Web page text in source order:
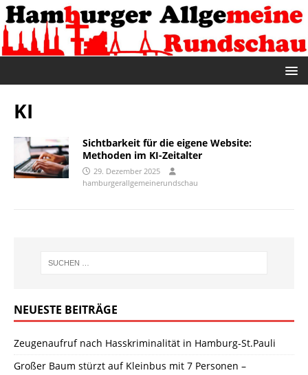
KI
Sichtbarkeit für die eigene Website:
Methoden im KI-Zeitalter
29. Dezember 2025
hamburgerallgemeinerundschau
NEUESTE BEITRÄGE
Zeugenaufruf nach Hasskriminalität in Hamburg-St.Pauli
Großer Baum stürzt auf Kleinbus mit 7 Personen –